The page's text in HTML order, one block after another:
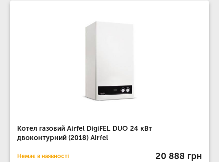
Котел газовий Airfel DigiFEL DUO 24 кВт
двоконтурний (2018) Airfel
Немає в наявності 20 888 грн